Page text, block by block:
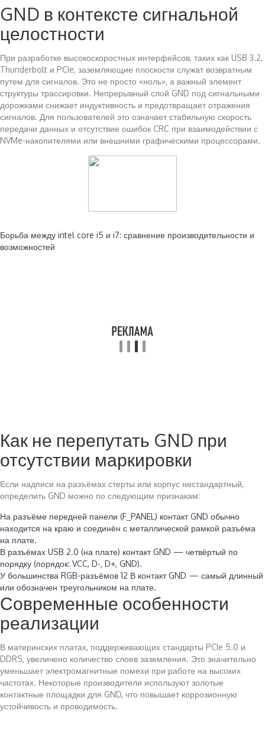
GND в контексте сигнальной
целостности
При разработке высокоскоростных интерфейсов, таких как USB 3.2,
Thunderbolt и PCIe, заземляющие плоскости служат возвратным
путем для сигналов. Это не просто «ноль», а важный элемент
структуры трассировки. Непрерывный слой GND под сигнальными
дорожками снижает индуктивность и предотвращает отражения
сигналов. Для пользователей это означает стабильную скорость
передачи данных и отсутствие ошибок CRC при взаимодействии с
NVMe-накопителями или внешними графическими процессорами.
Борьба между intel core i5 и i7: сравнение производительности и
возможностей
Как не перепутать GND при
отсутствии маркировки
Если надписи на разъёмах стерты или корпус нестандартный,
определить GND можно по следующим признакам:
На разъёме передней панели (F_PANEL) контакт GND обычно
находится на краю и соединён с металлической рамкой разъёма
на плате.
В разъёмах USB 2.0 (на плате) контакт GND — четвёртый по
порядку (порядок: VCC, D-, D+, GND).
У большинства RGB-разъёмов 12 В контакт GND — самый длинный
или обозначен треугольником на плате.
Современные особенности
реализации
В материнских платах, поддерживающих стандарты PCIe 5.0 и
DDR5, увеличено количество слоев заземления. Это значительно
уменьшает электромагнитные помехи при работе на высоких
частотах. Некоторые производители используют золотые
контактные площадки для GND, что повышает коррозионную
устойчивость и проводимость.